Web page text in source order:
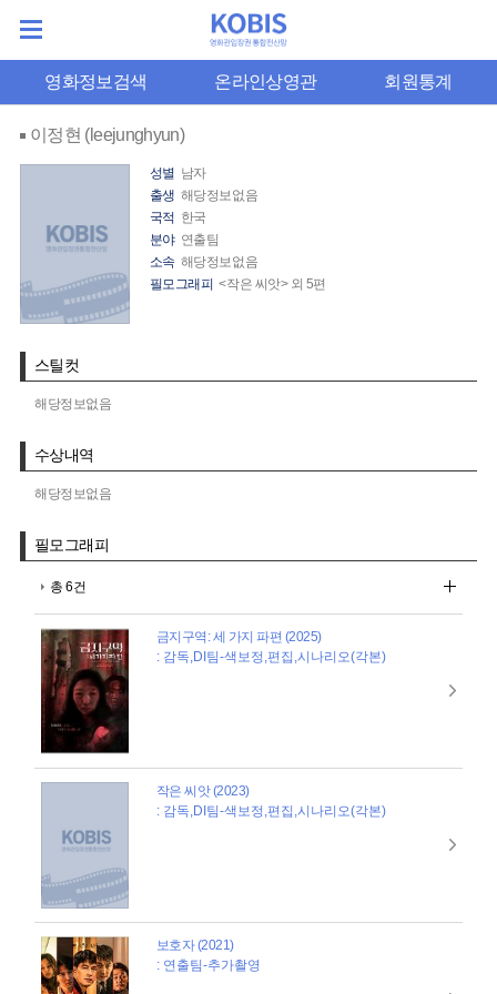
영화정보검색 온라인상영관 회원통계
이정현 (leejunghyun)
성별 남자
출생 해당정보없음
국적 한국
분야 연출팀
소속 해당정보없음
필모그래피 <작은 씨앗> 외 5편
스틸컷
해당정보없음
수상내역
해당정보없음
필모그래피
총 6건
금지구역: 세 가지 파편 (2025)
: 감독,DI팀-색보정,편집,시나리오(각본)
작은 씨앗 (2023)
: 감독,DI팀-색보정,편집,시나리오(각본)
보호자 (2021)
: 연출팀-추가촬영